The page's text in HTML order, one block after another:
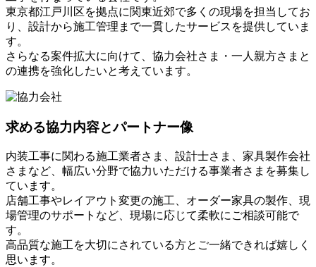
東京都江戸川区を拠点に関東近郊で多くの現場を担当してお
り、設計から施工管理まで一貫したサービスを提供していま
す。
さらなる案件拡大に向けて、協力会社さま・一人親方さまと
の連携を強化したいと考えています。
求める協力内容とパートナー像
内装工事に関わる施工業者さま、設計士さま、家具製作会社
さまなど、幅広い分野で協力いただける事業者さまを募集し
ています。
店舗工事やレイアウト変更の施工、オーダー家具の製作、現
場管理のサポートなど、現場に応じて柔軟にご相談可能で
す。
高品質な施工を大切にされている方とご一緒できれば嬉しく
思います。